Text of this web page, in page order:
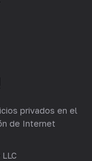
privados en el
de Internet